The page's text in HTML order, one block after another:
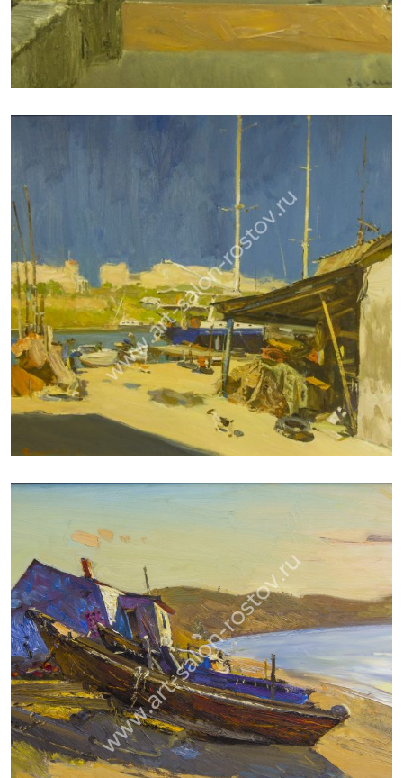
ДУДЧЕНКО НИКОЛАЙ
ДУДЧЕНКО НИКОЛАЙ